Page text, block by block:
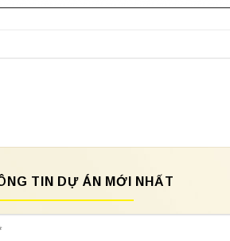
TIN DỰ ÁN MỚI NHẤT